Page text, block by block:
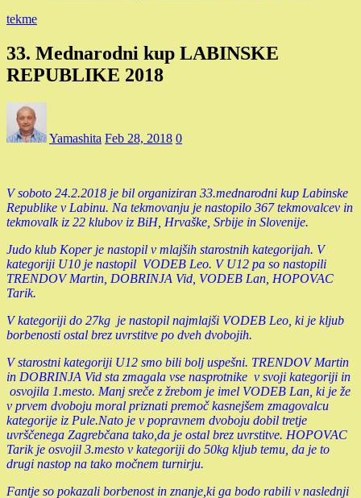
tekme
33. Mednarodni kup LABINSKE
REPUBLIKE 2018
Yamashita Feb 28, 2018 0
V soboto 24.2.2018 je bil organiziran 33.mednarodni kup Labinske
Republike v Labinu. Na tekmovanju je nastopilo 367 tekmovalcev in
tekmovalk iz 22 klubov iz BiH, Hrvaške, Srbije in Slovenije.
Judo klub Koper je nastopil v mlajših starostnih kategorijah. V
kategoriji U10 je nastopil VODEB Leo. V U12 pa so nastopili
TRENDOV Martin, DOBRINJA Vid, VODEB Lan, HOPOVAC
Tarik.
V kategoriji do 27kg je nastopil najmlajši VODEB Leo, ki je kljub
borbenosti ostal brez uvrstitve po dveh dvobojih.
V starostni kategoriji U12 smo bili bolj uspešni. TRENDOV Martin
in DOBRINJA Vid sta zmagala vse nasprotnike v svoji kategoriji in
osvojila 1.mesto. Manj sreče z žrebom je imel VODEB Lan, ki je že
v prvem dvoboju moral priznati premoč kasnejšem zmagovalcu
kategorije iz Pule.Nato je v popravnem dvoboju dobil tretje
uvrščenega Zagrebčana tako,da je ostal brez uvrstitve. HOPOVAC
Tarik je osvojil 3.mesto v kategoriji do 50kg kljub temu, da je to
drugi nastop na tako močnem turnirju.
Fantje so pokazali borbenost in znanje,ki ga bodo rabili v naslednji